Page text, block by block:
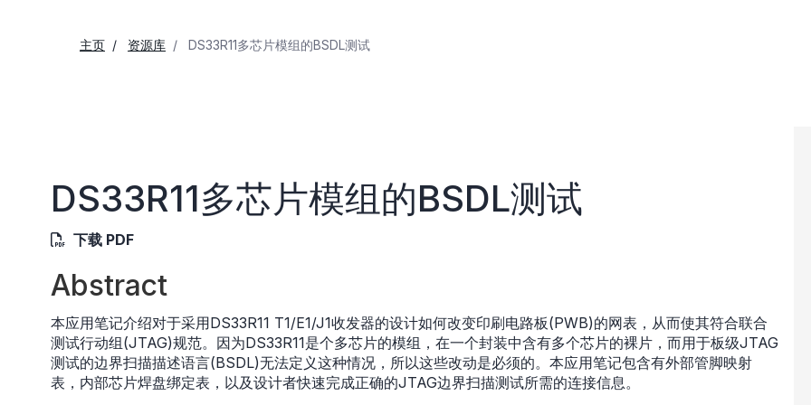
主页 资源库 DS33R11多芯片模组的BSDL测试
DS33R11多芯片模组的BSDL测试
下载 PDF
Abstract
本应用笔记介绍对于采用DS33R11 T1/E1/J1收发器的设计如何改变印刷电路板(PWB)的网表，从而使其符合联合
测试行动组(JTAG)规范。因为DS33R11是个多芯片的模组，在一个封装中含有多个芯片的裸片，而用于板级JTAG
测试的边界扫描描述语言(BSDL)无法定义这种情况，所以这些改动是必须的。本应用笔记包含有外部管脚映射
表，内部芯片焊盘绑定表，以及设计者快速完成正确的JTAG边界扫描测试所需的连接信息。